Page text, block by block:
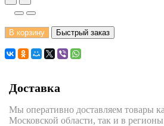
В корзину Быстрый заказ
Доставка
Мы оперативно доставляем товары
Московской области, так и в